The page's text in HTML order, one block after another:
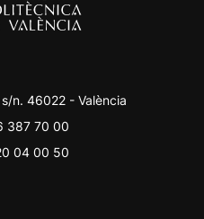
n. 46022 - València
387 70 00
04 00 50